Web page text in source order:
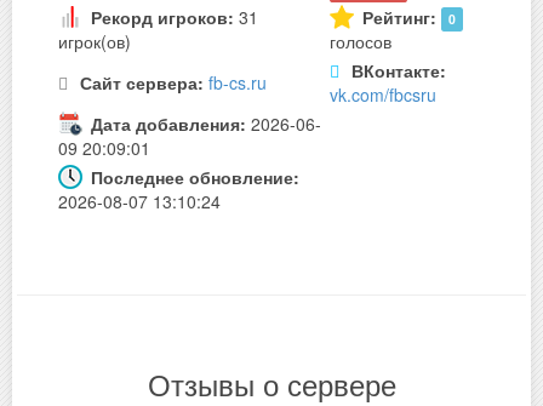
Рекорд игроков: 31
игрок(ов)
Рейтинг: 0
голосов
Сайт сервера: fb-cs.ru
ВКонтакте:
vk.com/fbcsru
Дата добавления: 2026-06-
09 20:09:01
Последнее обновление:
2026-08-07 13:10:24
Отзывы о сервере